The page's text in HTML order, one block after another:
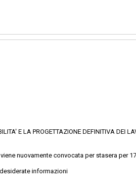
E LA PROGETTAZIONE DEFINITIVA DEI
nuovamente convocata per stasera per
informazioni